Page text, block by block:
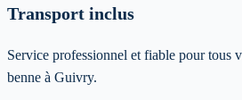
Transport inclus
Service professionnel et fiable pour tous
benne à Guivry.